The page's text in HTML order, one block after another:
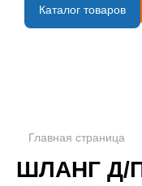
B2B портал
Каталог товаров
Главная страница
ШЛАНГ Д/